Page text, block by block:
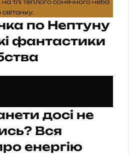
по Нептуну
фантастики
досі не
Вся
енергію